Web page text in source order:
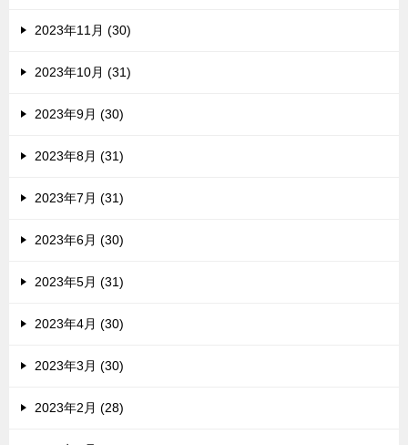
2023年11月 (30)
2023年10月 (31)
2023年9月 (30)
2023年8月 (31)
2023年7月 (31)
2023年6月 (30)
2023年5月 (31)
2023年4月 (30)
2023年3月 (30)
2023年2月 (28)